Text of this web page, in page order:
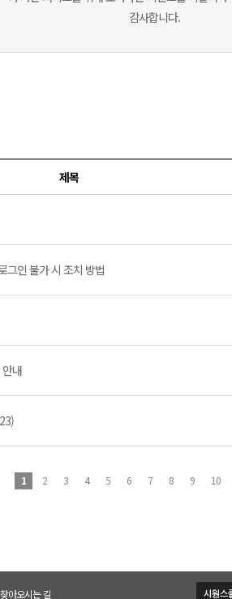
감사합니다.
제목
그인 불가 시 조치 방법
내
1 2 3 4 5 6 7 8 9 10
찾아오시는 길